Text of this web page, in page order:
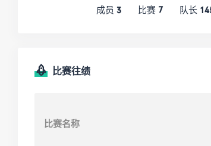
成员 3 比赛 7 队长
比赛往绩
比赛名称